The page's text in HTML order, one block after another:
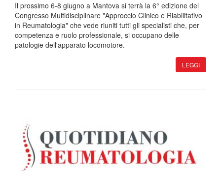
Il prossimo 6-8 giugno a Mantova si terrà la 6° edizione del
Congresso Multidisciplinare "Approccio Clinico e Riabilitativo
in Reumatologia" che vede riuniti tutti gli specialisti che, per
competenza e ruolo professionale, si occupano delle
patologie dell'apparato locomotore.
LEGGI